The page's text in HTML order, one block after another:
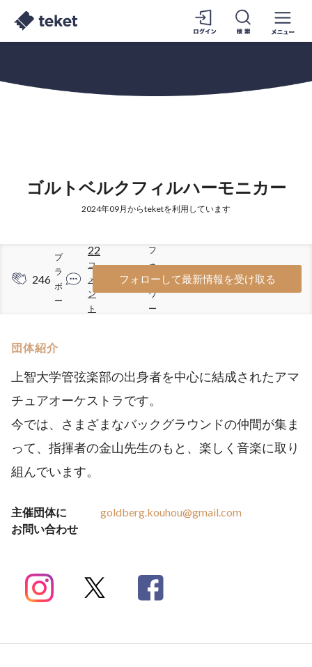
ゴルトベルクフィルハーモニカー
2024年09月からteketを利用しています
246
ブ
ラ
ボ
ー
22
コ
メ
ン
ト
261
フ
ォ
ロ
ワ
ー
フォローして最新情報を受け取る
団体紹介
上智大学管弦楽部の出身者を中心に結成されたアマ
チュアオーケストラです。
今では、さまざまなバックグラウンドの仲間が集ま
って、指揮者の金山先生のもと、楽しく音楽に取り
組んでいます。
主催団体に
お問い合わせ
goldberg.kouhou@gmail.com